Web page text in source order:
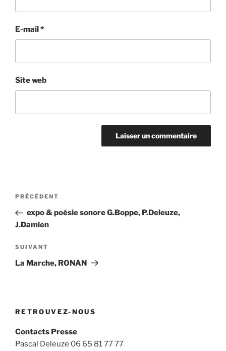
E-mail*
Site web
Navigation
l’article
Article
précédent
PRÉCÉDENT
expo & poésie sonore G.Boppe, P.Deleuze,
J.Damien
Article
suivant
SUIVANT
La Marche, RONAN
RETROUVEZ-NOUS
Contacts Presse
Pascal Deleuze 06 65 81 77 77